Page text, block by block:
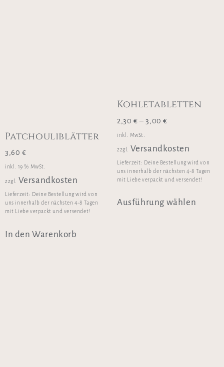
Patchouliblätter
3,60 €
inkl. 19 % MwSt.
zzgl. Versandkosten
Lieferzeit: Deine Bestellung wird von
uns innerhalb der nächsten 4-8 Tagen
mit Liebe verpackt und versendet!
In den Warenkorb
Kohletabletten
2,30 €–3,00€
inkl. MwSt.
zzgl. Versandkosten
Lieferzeit: Deine Bestellung wird von
uns innerhalb der nächsten 4-8 Tagen
mit Liebe verpackt und versendet!
Ausführung wählen